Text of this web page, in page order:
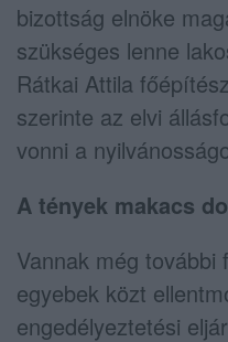
bizottság elnöke
szükséges lenne
Rátkai Attila
szerinte az elvi
vonni a
A tények makacs
Vannak még további
egyebek közt
engedélyeztetési